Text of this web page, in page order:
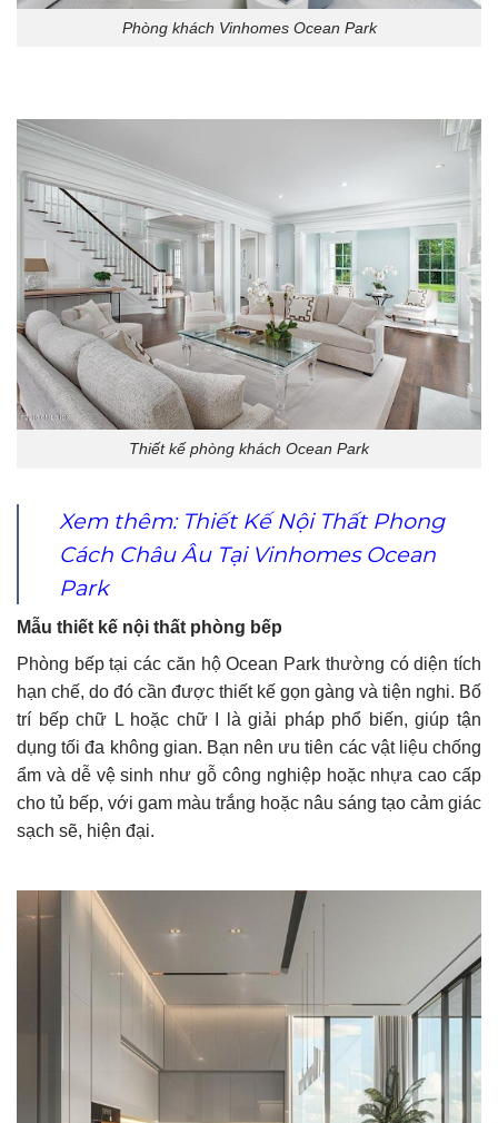
Phòng khách Vinhomes Ocean Park
Thiết kế phòng khách Ocean Park
Xem thêm: Thiết Kế Nội Thất Phong
Cách Châu Âu Tại Vinhomes Ocean
Park
Mẫu thiết kế nội thất phòng bếp
Phòng bếp tại các căn hộ Ocean Park thường có diện tích
hạn chế, do đó cần được thiết kế gọn gàng và tiện nghi. Bố
trí bếp chữ L hoặc chữ I là giải pháp phổ biến, giúp tận
dụng tối đa không gian. Bạn nên ưu tiên các vật liệu chống
ẩm và dễ vệ sinh như gỗ công nghiệp hoặc nhựa cao cấp
cho tủ bếp, với gam màu trắng hoặc nâu sáng tạo cảm giác
sạch sẽ, hiện đại.